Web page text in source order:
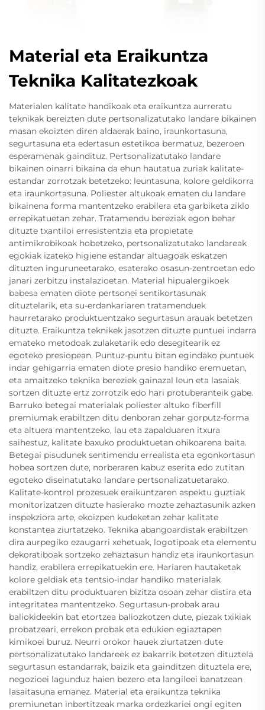
Material eta Eraikuntza
Teknika Kalitatezkoak
Materialen kalitate handikoak eta eraikuntza aurreratu
teknikak bereizten dute pertsonalizatutako landare bikainen
masan ekoizten diren aldaerak baino, iraunkortasuna,
segurtasuna eta edertasun estetikoa bermatuz, bezeroen
esperamenak gaindituz. Pertsonalizatutako landare
bikainen oinarri bikaina da ehun hautatua zuriak kalitate-
estandar zorrotzak betetzeko: leuntasuna, kolore geldikorra
eta iraunkortasuna. Poliester altukoak ematen du landare
bikainena forma mantentzeko erabilera eta garbiketa ziklo
errepikatuetan zehar. Tratamendu bereziak egon behar
dituzte txantiloi erresistentzia eta propietate
antimikrobikoak hobetzeko, pertsonalizatutako landareak
egokiak izateko higiene estandar altuagoak eskatzen
dituzten inguruneetarako, esaterako osasun-zentroetan edo
janari zerbitzu instalazioetan. Material hipualergikoek
babesa ematen diote pertsonei sentikortasunak
dituztelarik, eta su-erdankariaren tratamenduek
haurretarako produktuentzako segurtasun arauak betetzen
dituzte. Eraikuntza teknikek jasotzen dituzte puntuei indarra
emateko metodoak zulaketarik edo desegitearik ez
egoteko presiopean. Puntuz-puntu bitan egindako puntuek
indar gehigarria ematen diote presio handiko eremuetan,
eta amaitzeko teknika bereziek gainazal leun eta lasaiak
sortzen dituzte ertz zorrotzik edo hari protuberanteik gabe.
Barruko betegai materialak poliester altuko fiberfill
premiumak erabiltzen ditu denboran zehar gorputz-forma
eta altuera mantentzeko, lau eta zapalduaren itxura
saihestuz, kalitate baxuko produktuetan ohikoarena baita.
Betegai pisudunek sentimendu errealista eta egonkortasun
hobea sortzen dute, norberaren kabuz eserita edo zutitan
egoteko diseinatutako landare pertsonalizatuetarako.
Kalitate-kontrol prozesuek eraikuntzaren aspektu guztiak
monitorizatzen dituzte hasierako mozte zehaztasunik azken
inspekziora arte, ekoizpen kudeketan zehar kalitate
konstantea ziurtatzeko. Teknika abangoardistak erabiltzen
dira aurpegiko ezaugarri xehetuak, logotipoak eta elementu
dekoratiboak sortzeko zehaztasun handiz eta iraunkortasun
handiz, erabilera errepikatuekin ere. Hariaren hautaketak
kolore geldiak eta tentsio-indar handiko materialak
erabiltzen ditu produktuaren bizitza osoan zehar distira eta
integritatea mantentzeko. Segurtasun-probak arau
baliokideekin bat etortzea baliozkotzen dute, piezak txikiak
probatzeari, errekon probak eta edukien egiaztapen
kimikoei buruz. Neurri orokor hauek ziurtatzen dute
pertsonalizatutako landareek ez bakarrik betetzen dituztela
segurtasun estandarrak, baizik eta gainditzen dituztela ere,
negozioei lagunduz haien bezero eta langileei banatzean
lasaitasuna emanez. Material eta eraikuntza teknika
premiunetan inbertitzeak marka ordezkariei ongi egiten